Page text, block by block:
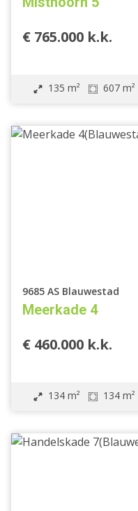
€ 765.000 k.k.
135 m² 607 m²
9685 AS Blauwestad
Meerkade 4
€ 460.000 k.k.
134 m² 134 m²